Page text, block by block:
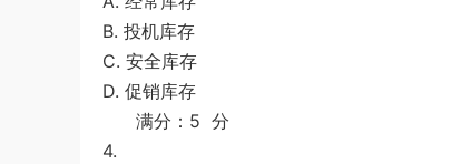
B. 投机库存
C. 安全库存
D. 促销库存
满分：5 分
4.